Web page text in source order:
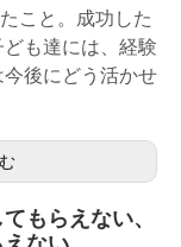
こと。成功した
も達には、経験
後にどう活かせ
もらえない、